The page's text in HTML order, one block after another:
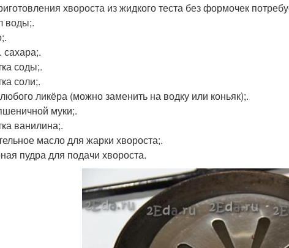
хвороста из жидкого теста без формочек
воды;.
сахара;.
соды;.
соли;.
ликёра (можно заменить на водку или коньяк);.
муки;.
ванилина;.
масло для жарки хвороста;.
пудра для подачи хвороста.